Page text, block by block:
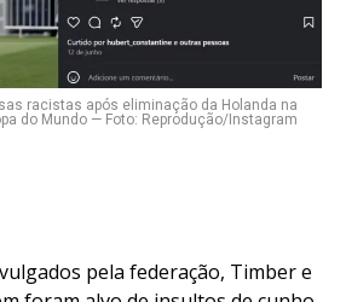
racistas após eliminação da Holanda na
do Mundo — Foto: Reprodução/Instagram
pela federação, Timber e